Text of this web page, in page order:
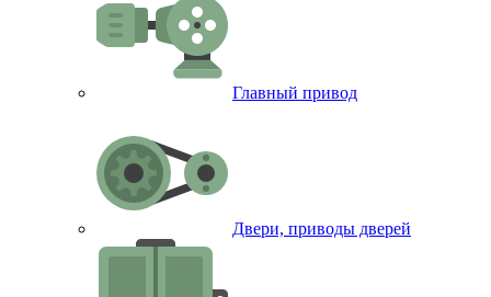
Главный привод
Двери, приводы дверей